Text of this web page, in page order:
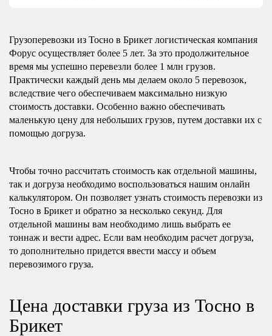
Грузоперевозки из Тосно в Брикет логистическая компания
Форус осуществляет более 5 лет. За это продолжительное
время мы успешно перевезли более 1 млн грузов.
Практически каждый день мы делаем около 5 перевозок,
вследствие чего обеспечиваем максимально низкую
стоимость доставки. Особенно важно обеспечивать
маленькую цену для небольших грузов, путем доставки их с
помощью догруза.
Чтобы точно рассчитать стоимость как отдельной машины,
так и догруза необходимо воспользоваться нашим онлайн
калькулятором. Он позволяет узнать стоимость перевозки из
Тосно в Брикет и обратно за несколько секунд. Для
отдельной машины вам необходимо лишь выбрать ее
тоннаж и вести адрес. Если вам необходим расчет догруза,
то дополнительно придется ввести массу и объем
перевозимого груза.
Цена доставки груза из Тосно в
Брикет